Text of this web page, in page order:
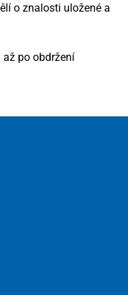
o znalosti uložené a
po obdržení